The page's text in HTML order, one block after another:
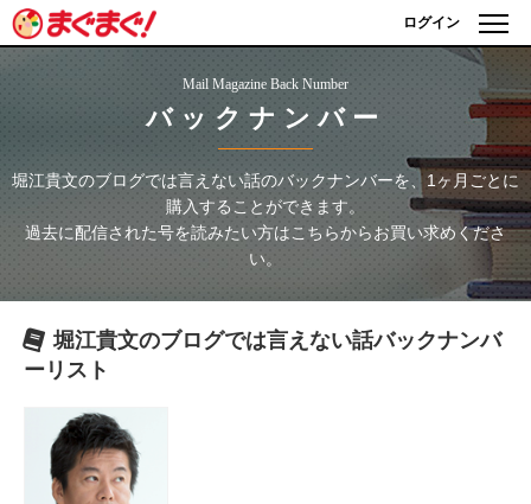
ログイン
Mail Magazine Back Number
バックナンバー
堀江貴文のブログでは言えない話のバックナンバーを、1ヶ月ごとに
購入することができます。
過去に配信された号を読みたい方はこちらからお買い求めくださ
い。
堀江貴文のブログでは言えない話バックナンバ
ーリスト